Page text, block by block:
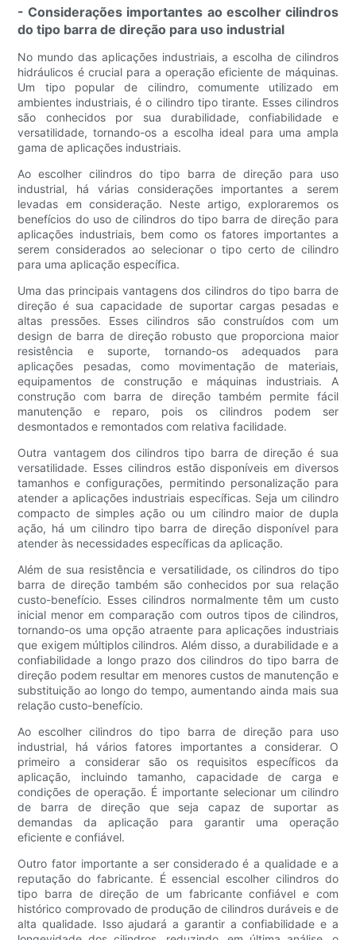
- Considerações importantes ao escolher cilindros
do tipo barra de direção para uso industrial
No mundo das aplicações industriais, a escolha de cilindros
hidráulicos é crucial para a operação eficiente de máquinas.
Um tipo popular de cilindro, comumente utilizado em
ambientes industriais, é o cilindro tipo tirante. Esses cilindros
são conhecidos por sua durabilidade, confiabilidade e
versatilidade, tornando-os a escolha ideal para uma ampla
gama de aplicações industriais.
Ao escolher cilindros do tipo barra de direção para uso
industrial, há várias considerações importantes a serem
levadas em consideração. Neste artigo, exploraremos os
benefícios do uso de cilindros do tipo barra de direção para
aplicações industriais, bem como os fatores importantes a
serem considerados ao selecionar o tipo certo de cilindro
para uma aplicação específica.
Uma das principais vantagens dos cilindros do tipo barra de
direção é sua capacidade de suportar cargas pesadas e
altas pressões. Esses cilindros são construídos com um
design de barra de direção robusto que proporciona maior
resistência e suporte, tornando-os adequados para
aplicações pesadas, como movimentação de materiais,
equipamentos de construção e máquinas industriais. A
construção com barra de direção também permite fácil
manutenção e reparo, pois os cilindros podem ser
desmontados e remontados com relativa facilidade.
Outra vantagem dos cilindros tipo barra de direção é sua
versatilidade. Esses cilindros estão disponíveis em diversos
tamanhos e configurações, permitindo personalização para
atender a aplicações industriais específicas. Seja um cilindro
compacto de simples ação ou um cilindro maior de dupla
ação, há um cilindro tipo barra de direção disponível para
atender às necessidades específicas da aplicação.
Além de sua resistência e versatilidade, os cilindros do tipo
barra de direção também são conhecidos por sua relação
custo-benefício. Esses cilindros normalmente têm um custo
inicial menor em comparação com outros tipos de cilindros,
tornando-os uma opção atraente para aplicações industriais
que exigem múltiplos cilindros. Além disso, a durabilidade e a
confiabilidade a longo prazo dos cilindros do tipo barra de
direção podem resultar em menores custos de manutenção e
substituição ao longo do tempo, aumentando ainda mais sua
relação custo-benefício.
Ao escolher cilindros do tipo barra de direção para uso
industrial, há vários fatores importantes a considerar. O
primeiro a considerar são os requisitos específicos da
aplicação, incluindo tamanho, capacidade de carga e
condições de operação. É importante selecionar um cilindro
de barra de direção que seja capaz de suportar as
demandas da aplicação para garantir uma operação
eficiente e confiável.
Outro fator importante a ser considerado é a qualidade e a
reputação do fabricante. É essencial escolher cilindros do
tipo barra de direção de um fabricante confiável e com
histórico comprovado de produção de cilindros duráveis ​​e de
alta qualidade. Isso ajudará a garantir a confiabilidade e a